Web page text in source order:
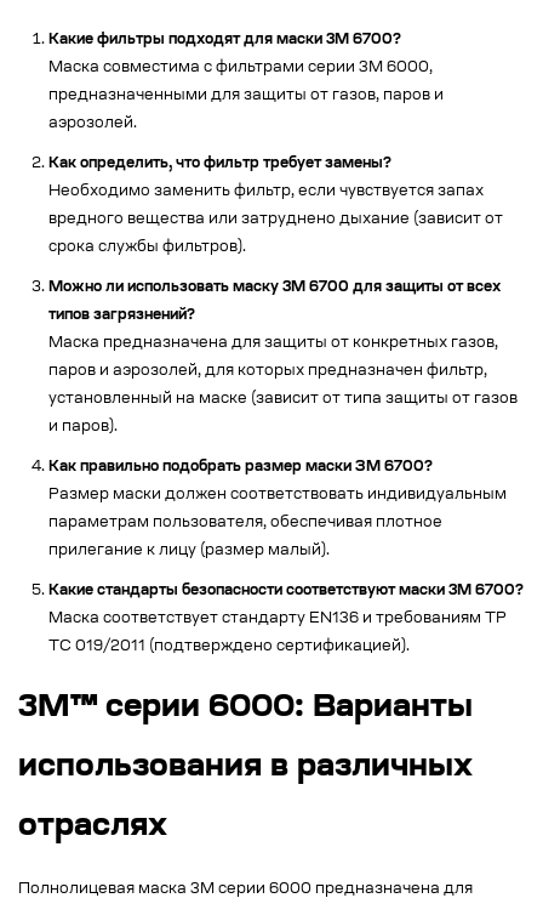
Какие фильтры подходят для маски 3М 6700?
Маска совместима с фильтрами серии 3М 6000,
предназначенными для защиты от газов, паров и
аэрозолей.
Как определить, что фильтр требует замены?
Необходимо заменить фильтр, если чувствуется запах
вредного вещества или затруднено дыхание (зависит от
срока службы фильтров).
Можно ли использовать маску 3М 6700 для защиты от всех
типов загрязнений?
Маска предназначена для защиты от конкретных газов,
паров и аэрозолей, для которых предназначен фильтр,
установленный на маске (зависит от типа защиты от газов
и паров).
Как правильно подобрать размер маски ЗМ 6700?
Размер маски должен соответствовать индивидуальным
параметрам пользователя, обеспечивая плотное
прилегание к лицу (размер малый).
Какие стандарты безопасности соответствуют маски 3М 6700?
Маска соответствует стандарту EN136 и требованиям ТР
ТС 019/2011 (подтверждено сертификацией).
3M™ серии 6000: Варианты
использования в различных
отраслях
Полнолицевая маска 3М серии 6000 предназначена для